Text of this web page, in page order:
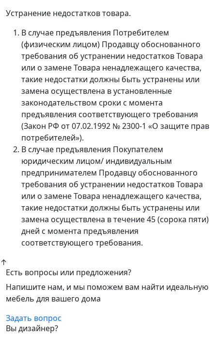
Устранение недостатков товара.
В случае предъявления Потребителем
(физическим лицом) Продавцу обоснованного
требования об устранении недостатков Товара
или о замене Товара ненадлежащего качества,
такие недостатки должны быть устранены или
замена осуществлена в установленные
законодательством сроки с момента
предъявления соответствующего требования
(Закон РФ от 07.02.1992 № 2300-1 «О защите прав
потребителей»).
В случае предъявления Покупателем
юридическим лицом/ индивидуальным
предпринимателем Продавцу обоснованного
требования об устранении недостатков Товара
или о замене Товара ненадлежащего качества,
такие недостатки должны быть устранены или
замена осуществлена в течение 45 (сорока пяти)
дней с момента предъявления
соответствующего требования.
↑
Есть вопросы или предложения?
Напишите нам, и мы поможем вам найти идеальную
мебель для вашего дома
Задать вопрос
Вы дизайнер?